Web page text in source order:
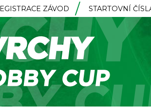
STARTOVNÍ
ZÁVOD